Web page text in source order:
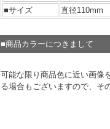
■サイズ
直径110mm
■商品カラーにつきまして
可能な限り商品色に近い画像
る場合もございますので、そ